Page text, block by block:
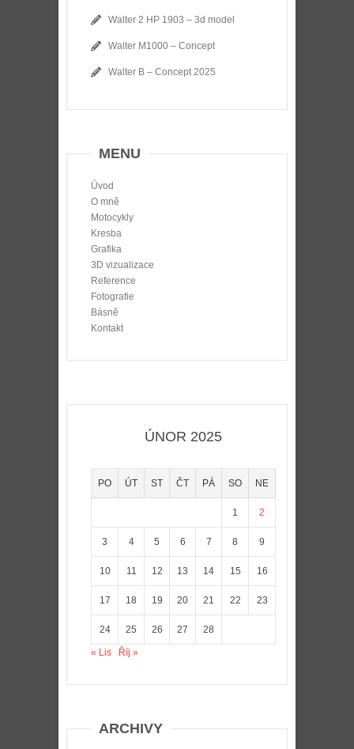
Walter 2 HP 1903 – 3d model
Walter M1000 – Concept
Walter B – Concept 2025
MENU
Úvod
O mně
Motocykly
Kresba
Grafika
3D vizualizace
Reference
Fotografie
Básně
Kontakt
ÚNOR 2025
PO ÚT ST ČT PÁ SO NE
1 2
3 4 5 6 7 8 9
10 11 12 13 14 15 16
17 18 19 20 21 22 23
24 25 26 27 28
« Lis Říj »
ARCHIVY